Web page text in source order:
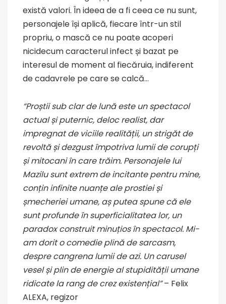
există valori. În ideea de a fi ceea ce nu sunt,
personajele își aplică, fiecare într-un stil
propriu, o mască ce nu poate acoperi
nicidecum caracterul infect și bazat pe
interesul de moment al fiecăruia, indiferent
de cadavrele pe care se calcă…
“Proștii sub clar de lună este un spectacol
actual și puternic, deloc realist, dar
impregnat de viciile realității, un strigăt de
revoltă și dezgust împotriva lumii de corupți
și mitocani în care trăim. Personajele lui
Mazilu sunt extrem de incitante pentru mine,
conțin infinite nuanțe ale prostiei și
șmecheriei umane, aș putea spune că ele
sunt profunde în superficialitatea lor, un
paradox construit minuțios în spectacol. Mi-
am dorit o comedie plină de sarcasm,
despre cangrena lumii de azi. Un carusel
vesel și plin de energie al stupidității umane
ridicate la rang de crez existențial”– Felix
ALEXA, regizor